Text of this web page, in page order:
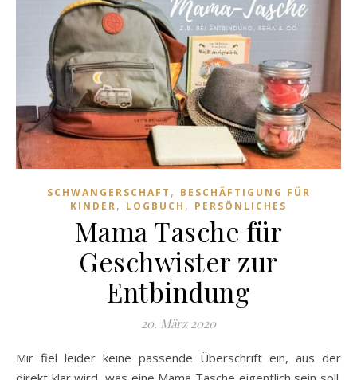
SCHWANGERSCHAFT , BESCHÄFTIGUNG FÜR
KINDER, LOGBUCH , PERSÖNLICHES
Mama Tasche für
Geschwister zur
Entbindung
20. März 2020
Mir fiel leider keine passende Überschrift ein, aus der